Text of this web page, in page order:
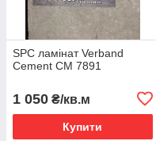
SPC ламінат Verband
Cement CM 7891
1 050 ₴/кв.м
Купити